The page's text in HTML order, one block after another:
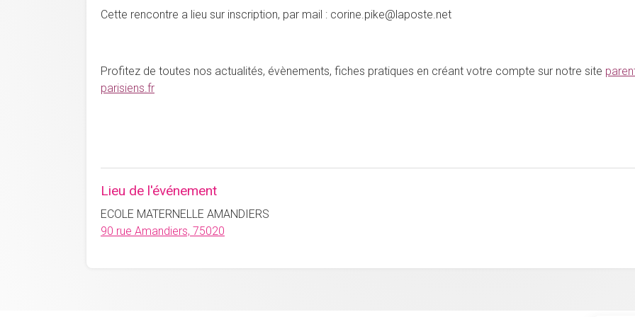
Cette rencontre a lieu sur inscription, par mail : corine.pike@laposte.net
Profitez de toutes nos actualités, évènements, fiches pratiques en créant votre compte sur notre site
parisiens.fr
Lieu de l'événement
ECOLE MATERNELLE AMANDIERS
90 rue Amandiers, 75020